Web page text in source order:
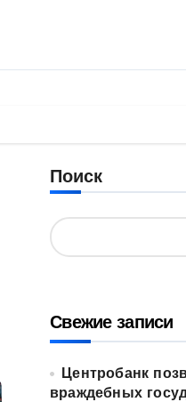
Поиск
Свежие записи
Центробанк
враждебных